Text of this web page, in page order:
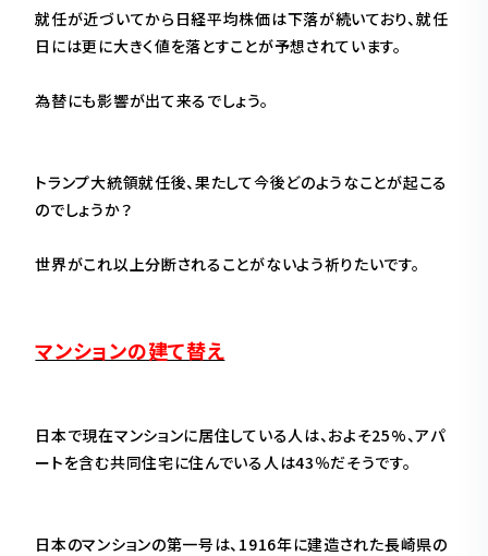
就任が近づいてから日経平均株価は下落が続いており、就任
日には更に大きく値を落とすことが予想されています。
為替にも影響が出て来るでしょう。
トランプ大統領就任後、果たして今後どのようなことが起こる
のでしょうか？
世界がこれ以上分断されることがないよう祈りたいです。
マンションの建て替え
日本で現在マンションに居住している人は、およそ25%、アパ
ートを含む共同住宅に住んでいる人は43％だそうです。
日本のマンションの第一号は、1916年に建造された長崎県の